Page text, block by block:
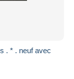
. * . neuf avec